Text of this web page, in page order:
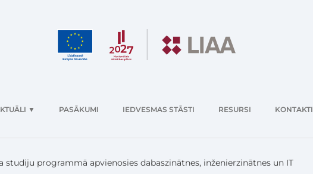
▼ PASĀKUMI IEDVESMAS STĀSTI RESURSI KONTAKTI
studiju programmā apvienosies dabaszinātnes, inženierzinātnes un IT